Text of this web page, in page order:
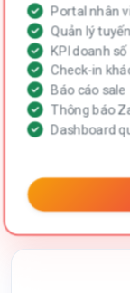
Portal nhân
Quản lý
KPI doanh số
Check-in
Báo cáo sale
Thông báo
Dashboard